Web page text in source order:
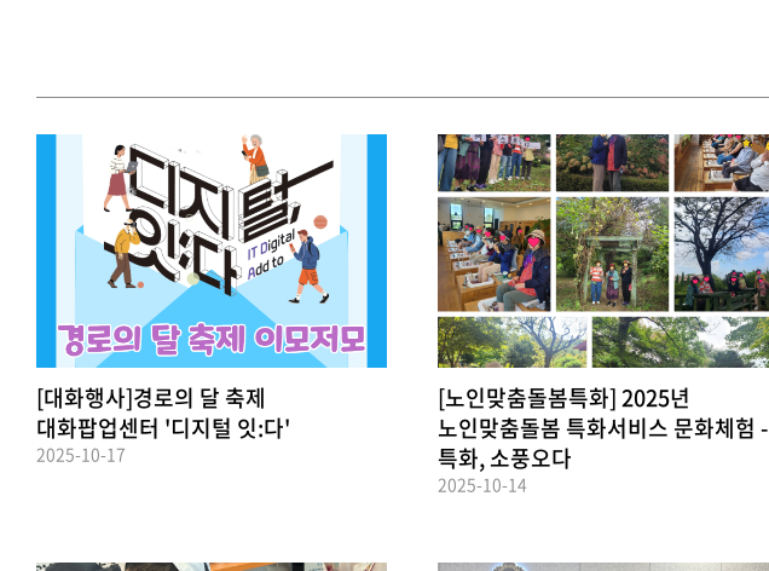
[대화행사]경로의 달 축제
대화팝업센터 '디지털 잇:다'
2025-10-17
[노인맞춤돌봄특화] 2025년
노인맞춤돌봄 특화서비스 문화체험 -
특화, 소풍오다
2025-10-14